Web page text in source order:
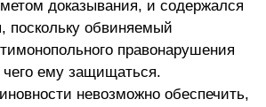
доказывания, и содержался
поскольку обвиняемый
правонарушения
чего ему защищаться.
невозможно обеспечить,